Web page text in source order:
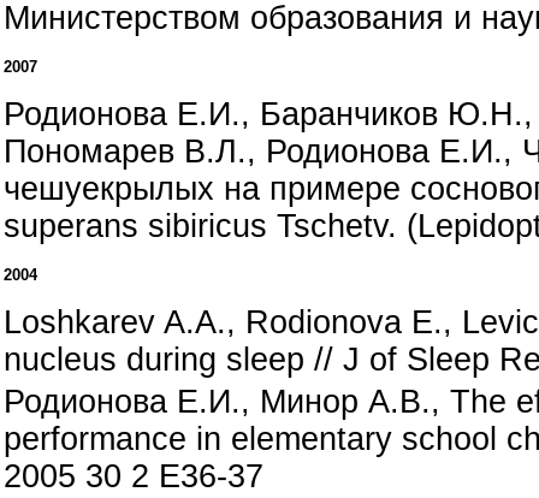
Министерством образования и
2007
Родионова Е.И., Баранчиков
Пономарев В.Л., Родионова Е.И.,
чешуекрылых на примере
superans sibiricus Tschetv.
2004
Loshkarev A.A., Rodionova E.,
nucleus during sleep // J of Sleep
Родионова Е.И., Минор А.В., The
performance in elementary school
2005 30 2 E36-37